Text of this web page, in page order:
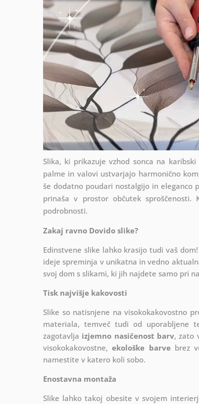
Slika, ki prikazuje vzhod sonca na
palme in valovi ustvarjajo harmonično
še dodatno poudari nostalgijo in eleganco
prinaša v prostor občutek sproščenosti.
podrobnosti.
Zakaj ravno Dovido slike?
Edinstvene slike lahko krasijo tudi vaš dom!
ideje spreminja v unikatna in vedno
svoj dom s slikami, ki jih najdete samo pri
Tisk najvišje kakovosti
Slike so natisnjene na visokokakovostno
materiala, temveč tudi od uporabljene
zagotavlja izjemno nasičenost barv, zato
visokokakovostne,ekološke barvebrez
namestite v katero koli sobo.
Enostavna montaža
Slike lahko takoj obesite v svojem